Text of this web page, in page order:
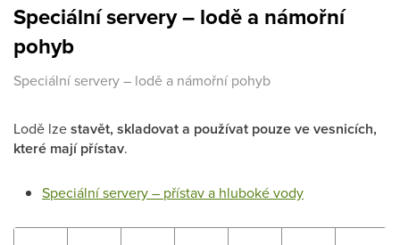
Speciální servery – lodě a námořní
pohyb
Speciální servery – lodě a námořní pohyb
Lodě lzestavět, skladovat a používat pouze ve vesnicích,
které mají přístav.
Speciální servery – přístav a hluboké vody